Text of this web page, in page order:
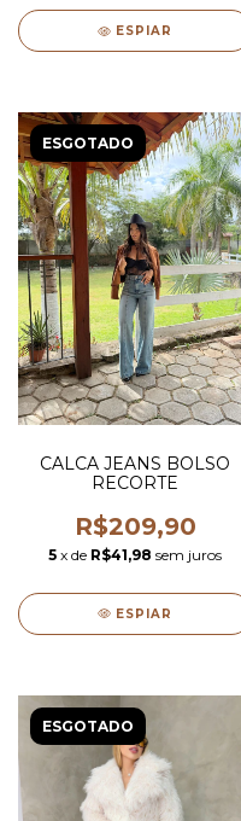
ESPIAR
ESGOTADO
CALCA JEANS BOLSO
RECORTE
R$209,90
5 x de R$41,98 sem juros
ESPIAR
ESGOTADO